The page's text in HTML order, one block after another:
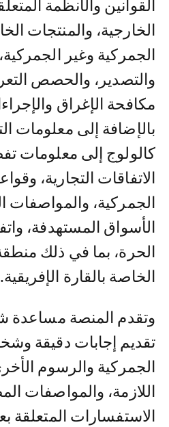
القوانين والأنظمة
الخارجية، والمنتجات
الجمركية وغير
والتصدير، والحصص
مكافحة الإغراق
بالإضافة إلى معلومات
كالولوج إلى معلومات
الاتفاقات التجارية،
الجمركية، والمواصفات
الأسواق المستهدفة،
الحرة، بما في ذلك
الخاصة بالقارة الإفريقية.
وتقدم المنصة مساعدة
تقديم إجابات دقيقة
الجمركية والرسوم
اللازمة، والمواصفات
الاستفسارات المتعلقة